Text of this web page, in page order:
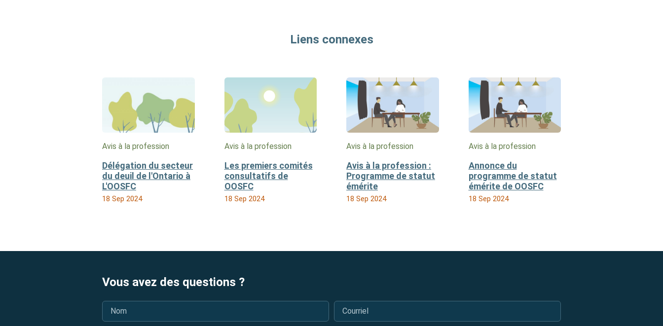
Liens connexes
Avis à la profession
Délégation du secteur
du deuil de l'Ontario à
L'OOSFC
18 Sep 2024
Avis à la profession
Les premiers comités
consultatifs de
OOSFC
18 Sep 2024
Avis à la profession
Avis à la profession :
Programme de statut
émérite
18 Sep 2024
Avis à la profession
Annonce du
programme de statut
émérite de OOSFC
18 Sep 2024
Vous avez des questions ?
Nom Courriel